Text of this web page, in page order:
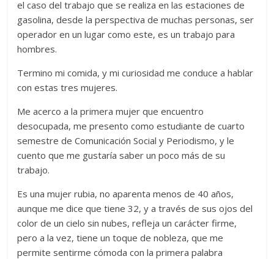
el caso del trabajo que se realiza en las estaciones de
gasolina, desde la perspectiva de muchas personas, ser
operador en un lugar como este, es un trabajo para
hombres.
Termino mi comida, y mi curiosidad me conduce a hablar
con estas tres mujeres.
Me acerco a la primera mujer que encuentro
desocupada, me presento como estudiante de cuarto
semestre de Comunicación Social y Periodismo, y le
cuento que me gustaría saber un poco más de su
trabajo.
Es una mujer rubia, no aparenta menos de 40 años,
aunque me dice que tiene 32, y a través de sus ojos del
color de un cielo sin nubes, refleja un carácter firme,
pero a la vez, tiene un toque de nobleza, que me
permite sentirme cómoda con la primera palabra